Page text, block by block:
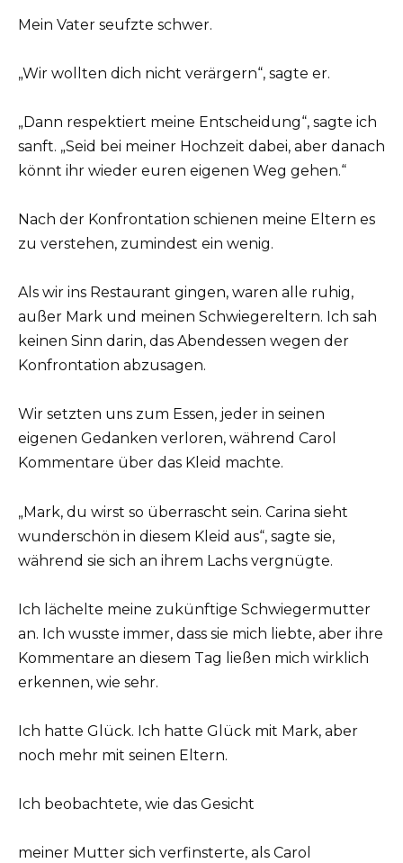
Mein Vater seufzte schwer.
„Wir wollten dich nicht verärgern“, sagte er.
„Dann respektiert meine Entscheidung“, sagte ich
sanft. „Seid bei meiner Hochzeit dabei, aber danach
könnt ihr wieder euren eigenen Weg gehen.“
Nach der Konfrontation schienen meine Eltern es
zu verstehen, zumindest ein wenig.
Als wir ins Restaurant gingen, waren alle ruhig,
außer Mark und meinen Schwiegereltern. Ich sah
keinen Sinn darin, das Abendessen wegen der
Konfrontation abzusagen.
Wir setzten uns zum Essen, jeder in seinen
eigenen Gedanken verloren, während Carol
Kommentare über das Kleid machte.
„Mark, du wirst so überrascht sein. Carina sieht
wunderschön in diesem Kleid aus“, sagte sie,
während sie sich an ihrem Lachs vergnügte.
Ich lächelte meine zukünftige Schwiegermutter
an. Ich wusste immer, dass sie mich liebte, aber ihre
Kommentare an diesem Tag ließen mich wirklich
erkennen, wie sehr.
Ich hatte Glück. Ich hatte Glück mit Mark, aber
noch mehr mit seinen Eltern.
Ich beobachtete, wie das Gesicht
meiner Mutter sich verfinsterte, als Carol